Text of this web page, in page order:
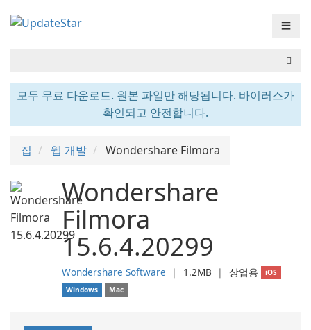
☰
모두 무료 다운로드. 원본 파일만 해당됩니다. 바이러스가
확인되고 안전합니다.
집 웹 개발 Wondershare Filmora
Wondershare
Filmora
15.6.4.20299
Wondershare Software ❘ 1.2MB ❘ 상업용
iOS
Windows
Mac